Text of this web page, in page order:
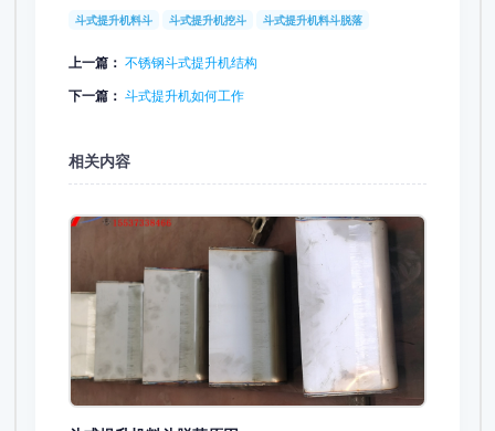
斗式提升机料斗 斗式提升机挖斗 斗式提升机料斗脱落
上一篇： 不锈钢斗式提升机结构
下一篇： 斗式提升机如何工作
相关内容